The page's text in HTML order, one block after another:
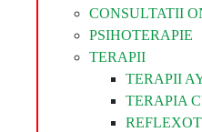
CONSULTATII
PSIHOTERAPIE
TERAPII
TERAPII
TERAPIA